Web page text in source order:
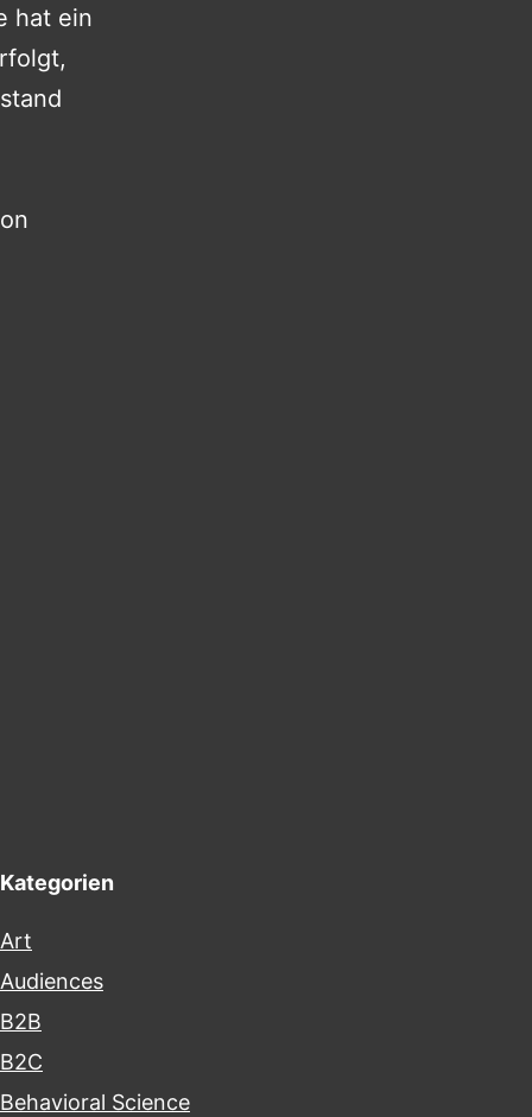
hat ein
Kategorien
Art
Audiences
B2B
B2C
Behavioral Science